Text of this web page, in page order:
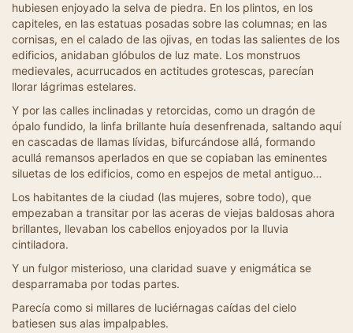
hubiesen enjoyado la selva de piedra. En los plintos, en los
capiteles, en las estatuas posadas sobre las columnas; en las
cornisas, en el calado de las ojivas, en todas las salientes de los
edificios, anidaban glóbulos de luz mate. Los monstruos
medievales, acurrucados en actitudes grotescas, parecían
llorar lágrimas estelares.
Y por las calles inclinadas y retorcidas, como un dragón de
ópalo fundido, la linfa brillante huía desenfrenada, saltando aquí
en cascadas de llamas lívidas, bifurcándose allá, formando
acullá remansos aperlados en que se copiaban las eminentes
siluetas de los edificios, como en espejos de metal antiguo…
Los habitantes de la ciudad (las mujeres, sobre todo), que
empezaban a transitar por las aceras de viejas baldosas ahora
brillantes, llevaban los cabellos enjoyados por la lluvia
cintiladora.
Y un fulgor misterioso, una claridad suave y enigmática se
desparramaba por todas partes.
Parecía como si millares de luciérnagas caídas del cielo
batiesen sus alas impalpables.